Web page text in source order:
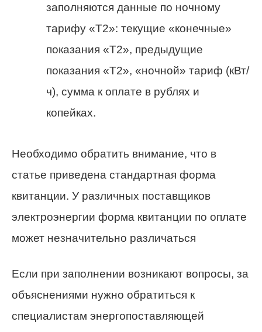
заполняются данные по ночному
тарифу «Т2»: текущие «конечные»
показания «Т2», предыдущие
показания «Т2», «ночной» тариф (кВт/
ч), сумма к оплате в рублях и
копейках.
Необходимо обратить внимание, что в
статье приведена стандартная форма
квитанции. У различных поставщиков
электроэнергии форма квитанции по оплате
может незначительно различаться
Если при заполнении возникают вопросы, за
объяснениями нужно обратиться к
специалистам энергопоставляющей